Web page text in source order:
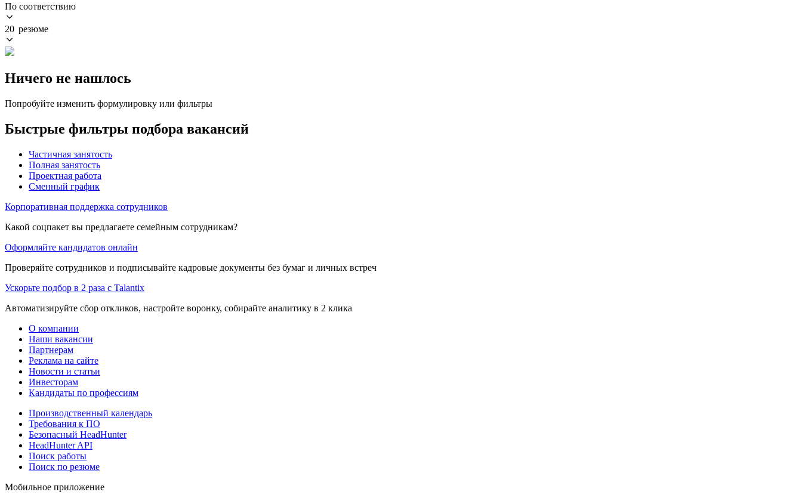
По соответствию
20 резюме
Ничего не нашлось
Попробуйте изменить формулировку или фильтры
Быстрые фильтры подбора вакансий
Частичная занятость
Полная занятость
Проектная работа
Сменный график
Корпоративная поддержка сотрудников
Какой соцпакет вы предлагаете семейным сотрудникам?
Оформляйте кандидатов онлайн
Проверяйте сотрудников и подписывайте кадровые документы без бумаг и личных встреч
Ускорьте подбор в 2 раза с Talantix
Автоматизируйте сбор откликов, настройте воронку, собирайте аналитику в 2 клика
О компании
Наши вакансии
Партнерам
Реклама на сайте
Новости и статьи
Инвесторам
Кандидаты по профессиям
Производственный календарь
Требования к ПО
Безопасный HeadHunter
HeadHunter API
Поиск работы
Поиск по резюме
Мобильное приложение